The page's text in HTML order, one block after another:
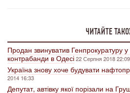
ЧИТАЙТЕ
Продан звинуватив Генпрокуратуру у
контрабанди в Одесі22 Серпня 2018 22:09
Україна знову хоче будувати
2014 16:33
Депутат, автівку якої порізали на